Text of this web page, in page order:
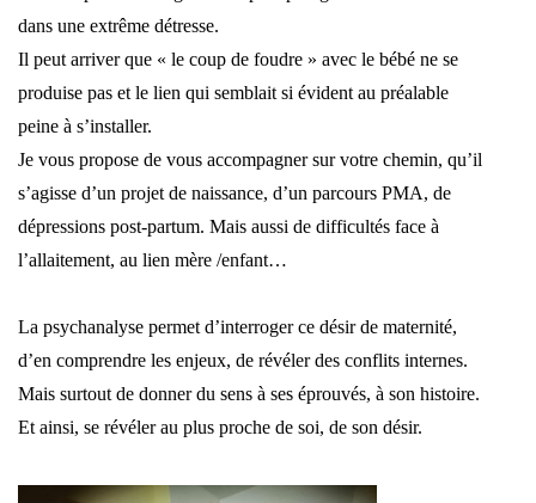
dans une extrême détresse.
Il peut arriver que « le coup de foudre » avec le bébé ne se
produise pas et le lien qui semblait si évident au préalable
peine à s’installer.
Je vous propose de vous accompagner sur votre chemin, qu’il
s’agisse d’un projet de naissance, d’un parcours PMA, de
dépressions post-partum. Mais aussi de difficultés face à
l’allaitement, au lien mère /enfant…
La psychanalyse permet d’interroger ce désir de maternité,
d’en comprendre les enjeux, de révéler des conflits internes.
Mais surtout de donner du sens à ses éprouvés, à son histoire.
Et ainsi, se révéler au plus proche de soi, de son désir.